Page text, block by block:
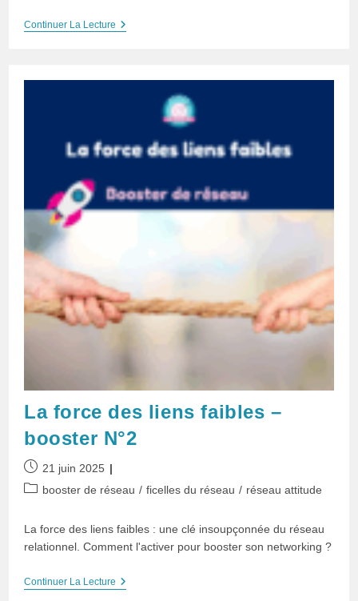
Continuer La LectureL’Art
La force des liens faibles –
booster N°2
Publication
publiée :
21 juin 2025
Postbooster de réseau / ficelles du réseau / réseau attitude
La force des liens faibles : une clé insoupçonnée du réseau
relationnel. Comment l'activer pour booster son networking ?
Continuer La LectureLa